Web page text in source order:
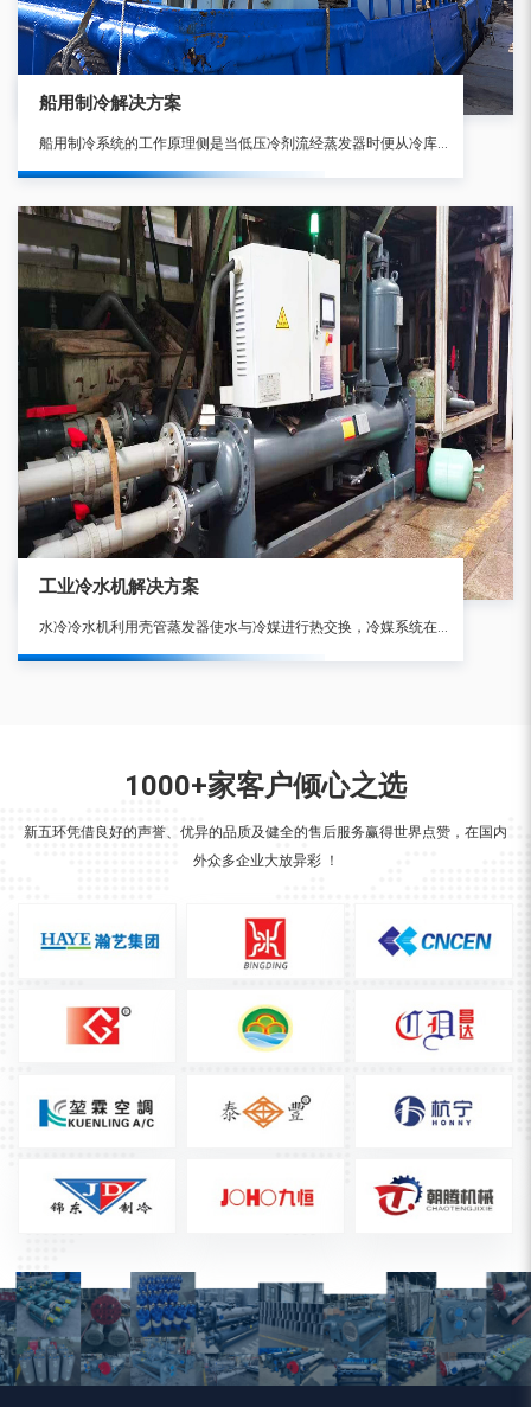
船用制冷解决方案
工业冷水机解决方案
水冷冷水机利用壳管蒸发器使水与冷媒进行热交换，冷媒系统在吸收水中的热负荷，使水降温产生冷水后，通过压缩机的作用将热量带至壳管式冷凝器，由冷媒与水进行热交换，使水吸收热量后通过水管将热量带出外部散失。
1000+家客户倾心之选
新五环凭借良好的声誉、优异的品质及健全的售后服务赢得世界点赞，在国内
外众多企业大放异彩 ！